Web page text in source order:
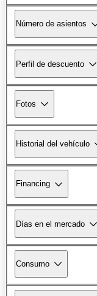
Número de asientos
Perfil de descuento
Fotos
Historial del vehículo
Financing
Días en el mercado
Consumo